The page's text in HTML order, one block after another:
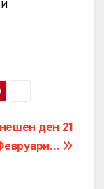
ден 21